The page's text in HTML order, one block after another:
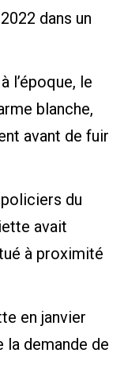
dans un
l’époque, le
blanche,
avant de fuir
du
avait
à proximité
en janvier
la demande de